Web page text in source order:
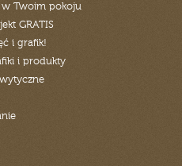
Twoim pokoju
GRATIS
i grafik!
i produkty